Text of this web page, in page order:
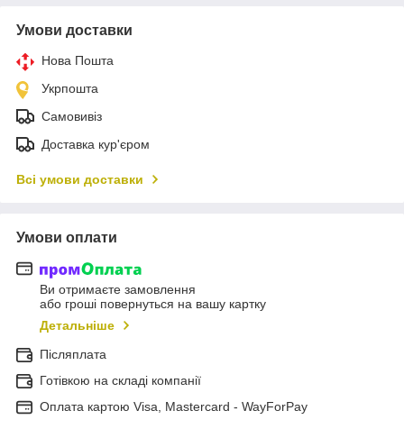
Умови доставки
Нова Пошта
Укрпошта
Самовивіз
Доставка кур'єром
Всі умови доставки
Умови оплати
Ви отримаєте замовлення
або гроші повернуться на вашу картку
Детальніше
Післяплата
Готівкою на складі компанії
Оплата картою Visa, Mastercard - WayForPay